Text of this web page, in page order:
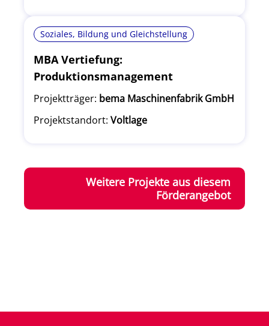
Soziales, Bildung und Gleichstellung
MBA Vertiefung:
Produktionsmanagement
Projektträger: bema Maschinenfabrik GmbH
Projektstandort: Voltlage
Weitere Projekte aus diesem
Förderangebot